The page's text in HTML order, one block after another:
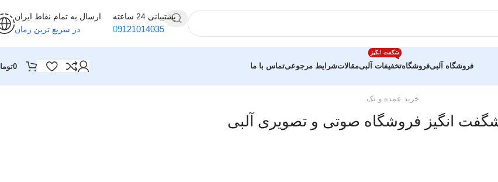
پشتیبانی 24 ساعته
09121014035
ارسال به تمام نقاط ایران
در سریع ترین زمان
فروشگاه آلبیفروشگاهتخفیفات آلبی
شگفت انگیز
مقالاتشرایط مرجوعیتماس با ما 0
خرید عمده و تک
انگیز فروشگاه صوتی و تصویری آلبی